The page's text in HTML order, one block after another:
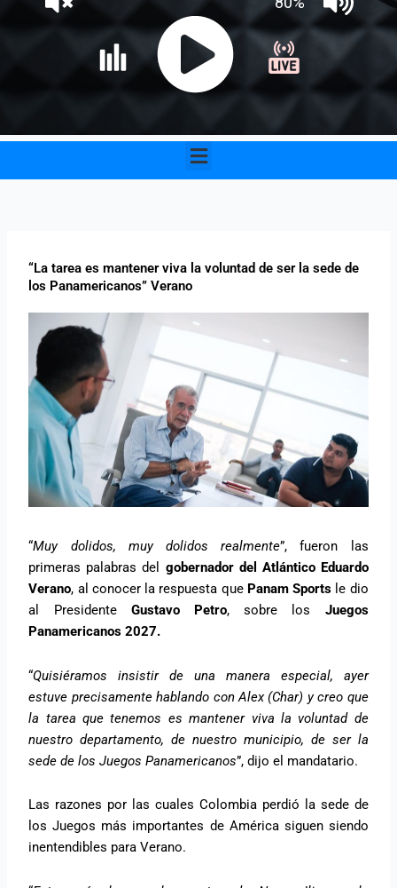
Menu
“La tarea es mantener viva la voluntad de ser la sede de
los Panamericanos” Verano
“Muy dolidos, muy dolidos realmente”, fueron las
primeras palabras del gobernador del Atlántico Eduardo
Verano, al conocer la respuesta que Panam Sports le dio
al Presidente Gustavo Petro, sobre los Juegos
Panamericanos 2027.
“Quisiéramos insistir de una manera especial, ayer
estuve precisamente hablando con Alex (Char) y creo que
la tarea que tenemos es mantener viva la voluntad de
nuestro departamento, de nuestro municipio, de ser la
sede de los Juegos Panamericanos”, dijo el mandatario.
Las razones por las cuales Colombia perdió la sede de
los Juegos más importantes de América siguen siendo
inentendibles para Verano.